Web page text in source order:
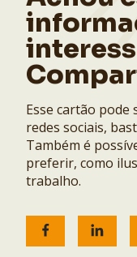
Esse cartão pode
redes sociais,
Também é
preferir, como
trabalho.